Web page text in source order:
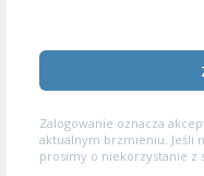
Zalogowanie oznacza
aktualnym brzmieniu. Jeśli
prosimy o niekorzystanie z